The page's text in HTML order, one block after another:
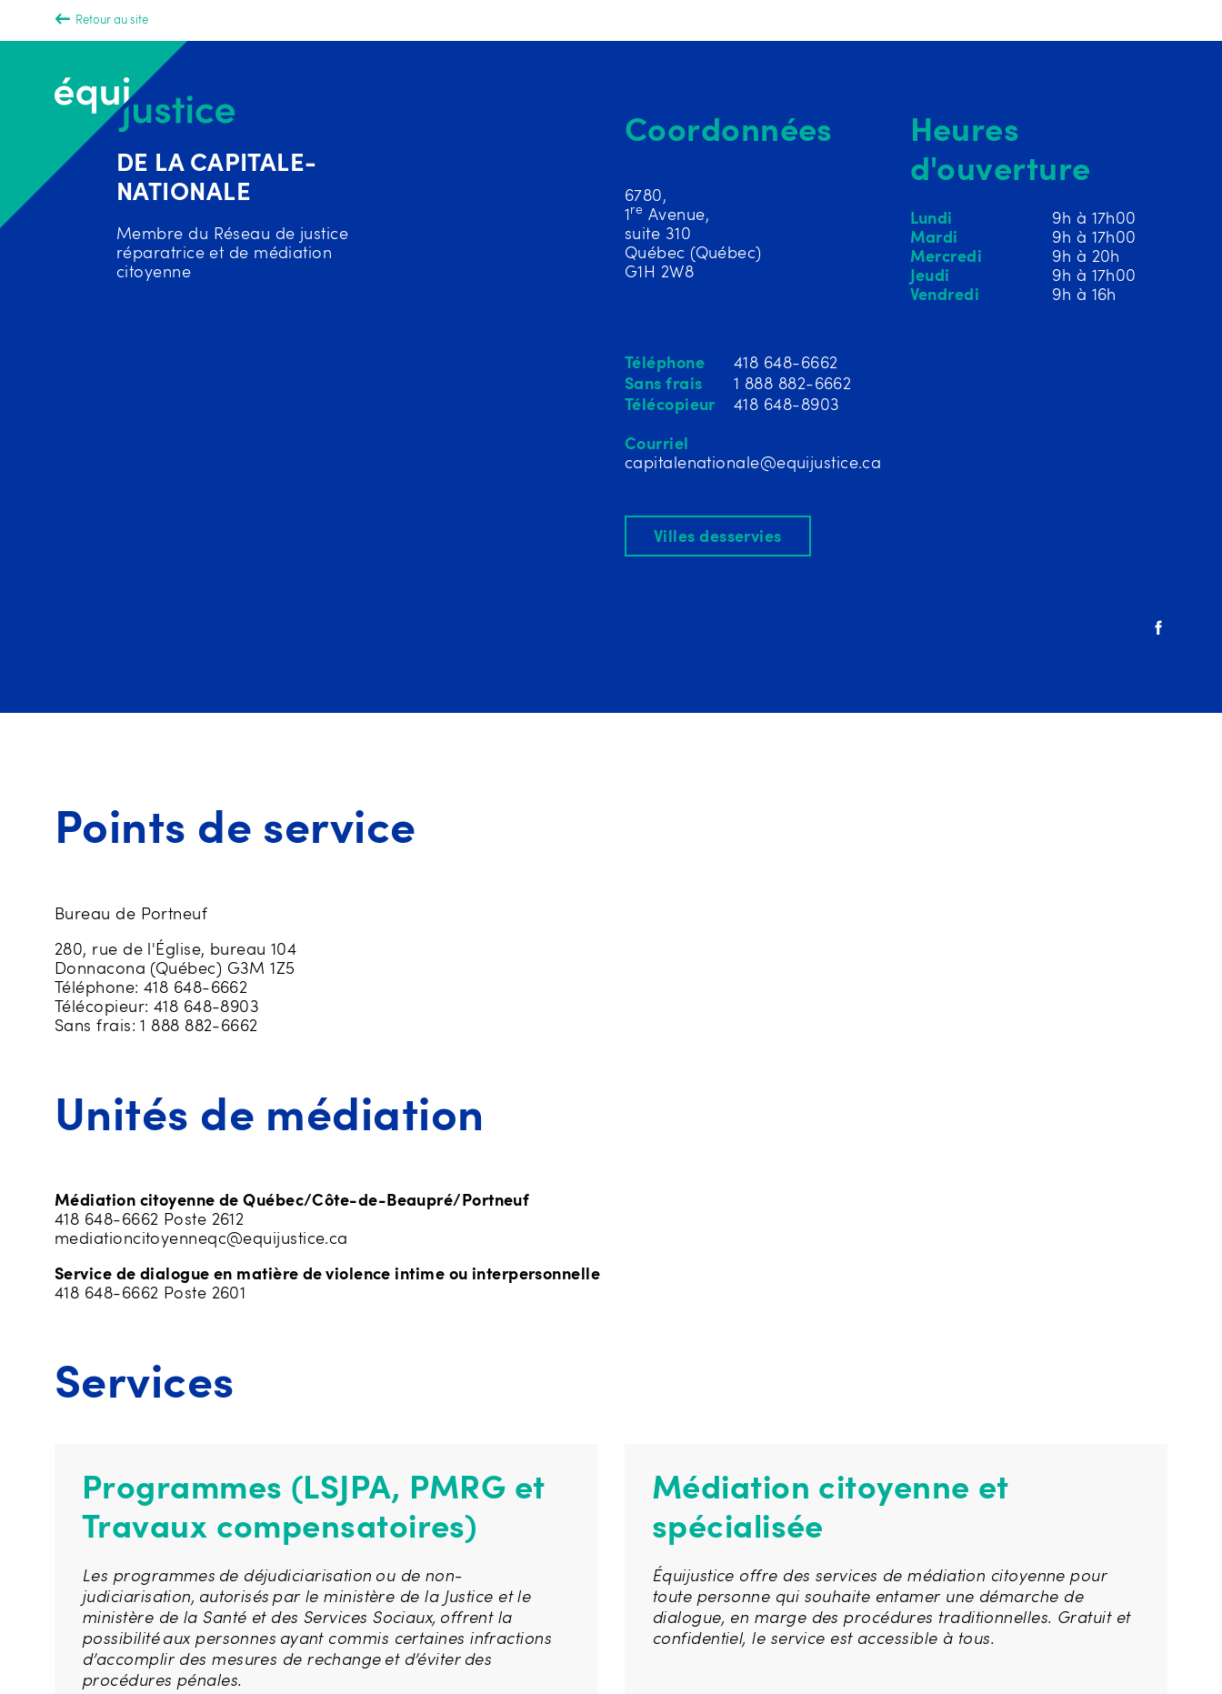
Retour au site
DE LA CAPITALE-
NATIONALE
Membre du Réseau de justice
réparatrice et de médiation
citoyenne
Coordonnées
6780,
1 re Avenue,
suite 310
Québec (Québec)
G1H 2W8
Téléphone
418 648-6662
Sans frais
1 888 882-6662
Télécopieur
418 648-8903
Courriel
capitalenationale@equijustice.ca
Villes desservies
Heures
d'ouverture
Lundi
9h à 17h00
Mardi
9h à 17h00
Mercredi
9h à 20h
Jeudi
9h à 17h00
Vendredi
9h à 16h
Points de service
Bureau de Portneuf
280, rue de l'Église, bureau 104
Donnacona (Québec) G3M 1Z5
Téléphone: 418 648-6662
Télécopieur: 418 648-8903
Sans frais: 1 888 882-6662
Unités de médiation
Médiation citoyenne de Québec/Côte-de-Beaupré/Portneuf
418 648-6662 Poste 2612
mediationcitoyenneqc@equijustice.ca
Service de dialogue en matière de violence intime ou interpersonnelle
418 648-6662 Poste 2601
Services
Programmes (LSJPA, PMRG et
Travaux compensatoires)
Les programmes de déjudiciarisation ou de non-
judiciarisation, autorisés par le ministère de la Justice et le
ministère de la Santé et des Services Sociaux, offrent la
possibilité aux personnes ayant commis certaines infractions
d’accomplir des mesures de rechange et d’éviter des
procédures pénales.
Médiation citoyenne et
spécialisée
Équijustice offre des services de médiation citoyenne pour
toute personne qui souhaite entamer une démarche de
dialogue, en marge des procédures traditionnelles. Gratuit et
confidentiel, le service est accessible à tous.